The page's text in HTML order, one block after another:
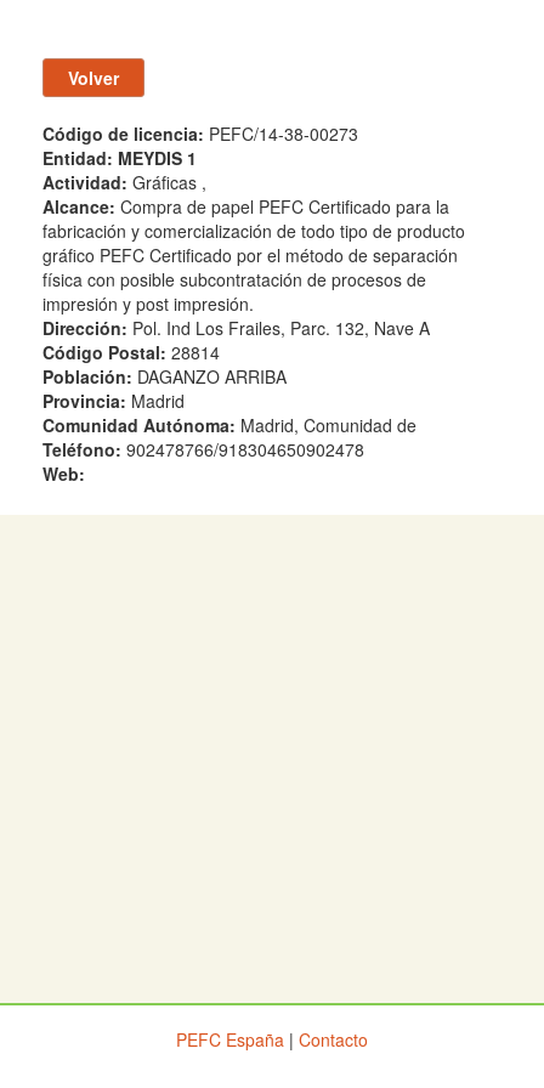
Código de licencia: PEFC/14-38-00273
Entidad: MEYDIS 1
Actividad: Gráficas ,
Alcance: Compra de papel PEFC Certificado para la
fabricación y comercialización de todo tipo de producto
gráfico PEFC Certificado por el método de separación
física con posible subcontratación de procesos de
impresión y post impresión.
Dirección: Pol. Ind Los Frailes, Parc. 132, Nave A
Código Postal: 28814
Población: DAGANZO ARRIBA
Provincia: Madrid
Comunidad Autónoma: Madrid, Comunidad de
Teléfono: 902478766/918304650902478
Web:
PEFC España | Contacto